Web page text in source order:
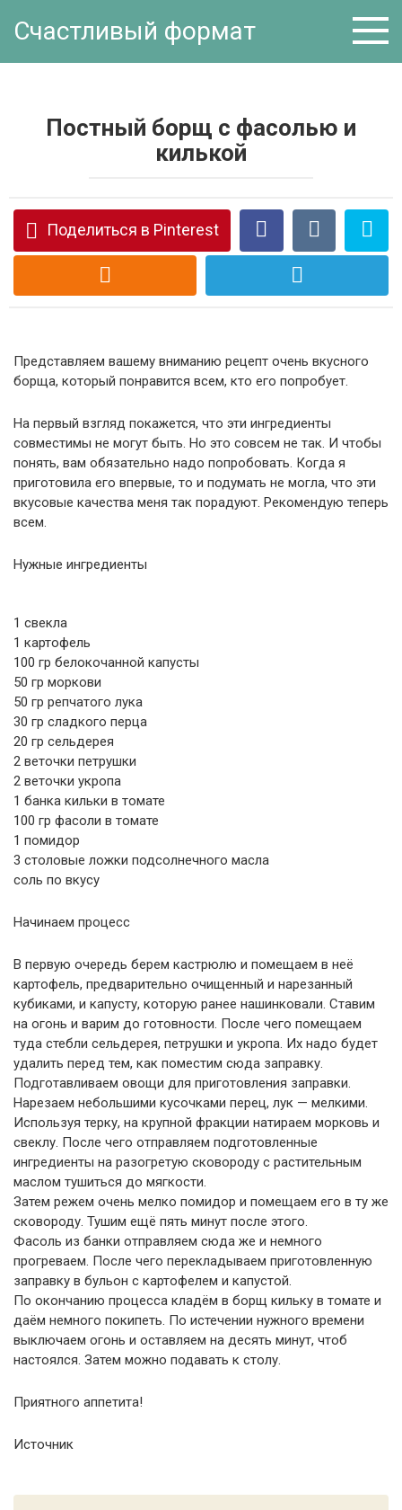
Счастливый формат
Постный борщ с фасолью и
килькой
Поделиться в Pinterest
Представляем вашему вниманию рецепт очень вкусного
борща, который понравится всем, кто его попробует.
На первый взгляд покажется, что эти ингредиенты
совместимы не могут быть. Но это совсем не так. И чтобы
понять, вам обязательно надо попробовать. Когда я
приготовила его впервые, то и подумать не могла, что эти
вкусовые качества меня так порадуют. Рекомендую теперь
всем.
Нужные ингредиенты
1 свекла
1 картофель
100 гр белокочанной капусты
50 гр моркови
50 гр репчатого лука
30 гр сладкого перца
20 гр сельдерея
2 веточки петрушки
2 веточки укропа
1 банка кильки в томате
100 гр фасоли в томате
1 помидор
3 столовые ложки подсолнечного масла
соль по вкусу
Начинаем процесс
В первую очередь берем кастрюлю и помещаем в неё
картофель, предварительно очищенный и нарезанный
кубиками, и капусту, которую ранее нашинковали. Ставим
на огонь и варим до готовности. После чего помещаем
туда стебли сельдерея, петрушки и укропа. Их надо будет
удалить перед тем, как поместим сюда заправку.
Подготавливаем овощи для приготовления заправки.
Нарезаем небольшими кусочками перец, лук — мелкими.
Используя терку, на крупной фракции натираем морковь и
свеклу. После чего отправляем подготовленные
ингредиенты на разогретую сковороду с растительным
маслом тушиться до мягкости.
Затем режем очень мелко помидор и помещаем его в ту же
сковороду. Тушим ещё пять минут после этого.
Фасоль из банки отправляем сюда же и немного
прогреваем. После чего перекладываем приготовленную
заправку в бульон с картофелем и капустой.
По окончанию процесса кладём в борщ кильку в томате и
даём немного покипеть. По истечении нужного времени
выключаем огонь и оставляем на десять минут, чтоб
настоялся. Затем можно подавать к столу.
Приятного аппетита!
Источник